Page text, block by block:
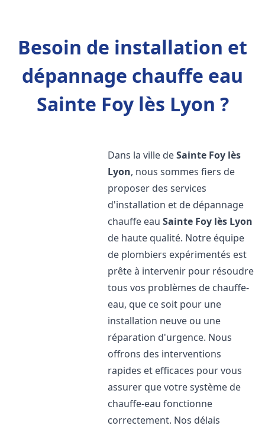
Besoin de installation et
dépannage chauffe eau
Sainte Foy lès Lyon ?
Dans la ville deSainte Foy lès
Lyon, nous sommes fiers de
proposer des services
d'installation et de dépannage
chauffe eauSainte Foy lès Lyon
de haute qualité. Notre équipe
de plombiers expérimentés est
prête à intervenir pour résoudre
tous vos problèmes de chauffe-
eau, que ce soit pour une
installation neuve ou une
réparation d'urgence. Nous
offrons des interventions
rapides et efficaces pour vous
assurer que votre système de
chauffe-eau fonctionne
correctement. Nos délais